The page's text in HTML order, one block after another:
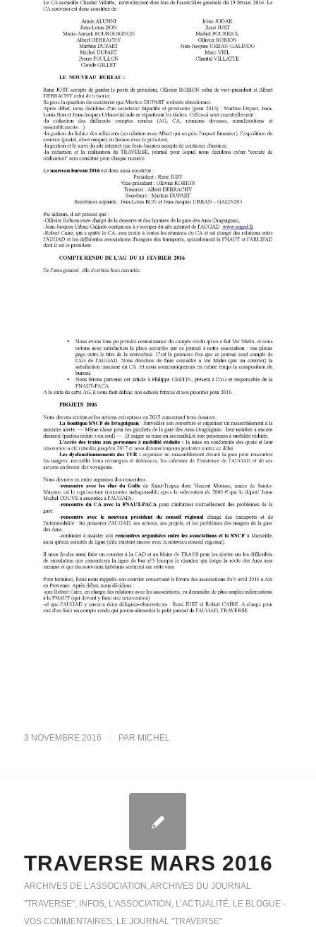
3 NOVEMBRE 2016 PAR MICHEL
TRAVERSE MARS 2016
ARCHIVES DE L'ASSOCIATION ARCHIVES DU JOURNAL
"TRAVERSE", INFOS, L'ASSOCIATION L’ACTUALITÉ, LE BLOGUE -
VOS COMMENTAIRES, LE JOURNAL "TRAVERSE"